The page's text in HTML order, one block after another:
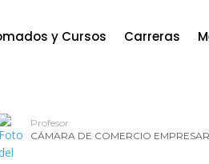
y Cursos Carreras
Profesor
CÁMARA DE COMERCIO